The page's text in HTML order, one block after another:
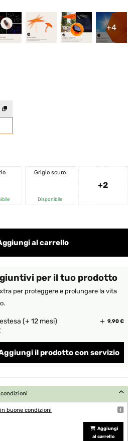
+4
Grigio scuro
Disponibile
+2
al carrello
per il tuo prodotto
per proteggere e prolungare la vita
(+ 12 mesi) 9,90 €
il prodotto con servizio
buone condizioni
Aggiungi
al carrello